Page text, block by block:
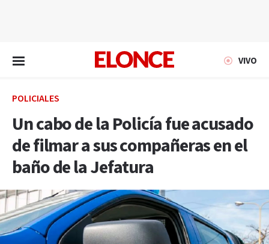
VIVO
POLICIALES
Un cabo de la Policía fue acusado
de filmar a sus compañeras en el
baño de la Jefatura